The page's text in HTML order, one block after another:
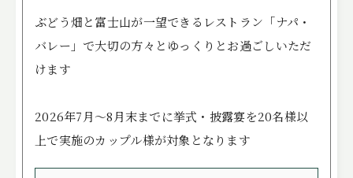
ぶどう畑と富士山が一望できるレストラン「ナパ・
バレー」で大切の方々とゆっくりとお過ごしいただ
けます
2026年7月～8月末までに挙式・披露宴を20名様以
上で実施のカップル様が対象となります